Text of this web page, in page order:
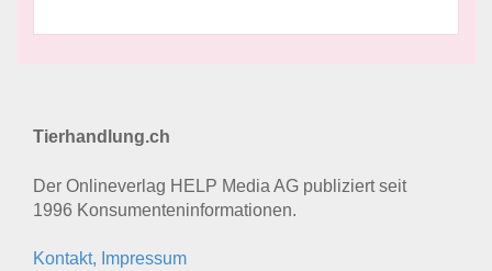
Tierhandlung.ch
Der Onlineverlag HELP Media AG publiziert seit
1996 Konsumenten­informationen.
Kontakt, Impressum